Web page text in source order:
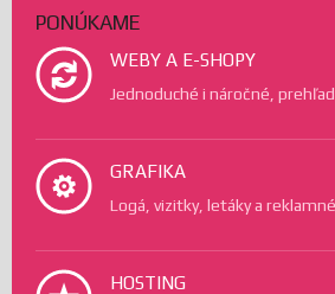
PONÚKAME
WEBY A E-SHOPY
Jednoduché i náročné,
GRAFIKA
Logá, vizitky, letáky a
HOSTING